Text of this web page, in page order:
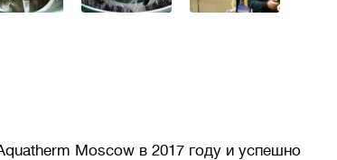
Moscow в 2017 году и успешно